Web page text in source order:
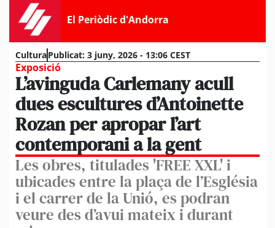
El Periòdic d'Andorra
CulturaPublicat: 3 juny, 2026 - 13:06 CEST
Exposició
L’avinguda Carlemany acull
dues escultures d’Antoinette
Rozan per apropar l’art
contemporani a la gent
Les obres, titulades 'FREE XXL' i
ubicades entre la plaça de l’Església
i el carrer de la Unió, es podran
veure des d’avui mateix i durant